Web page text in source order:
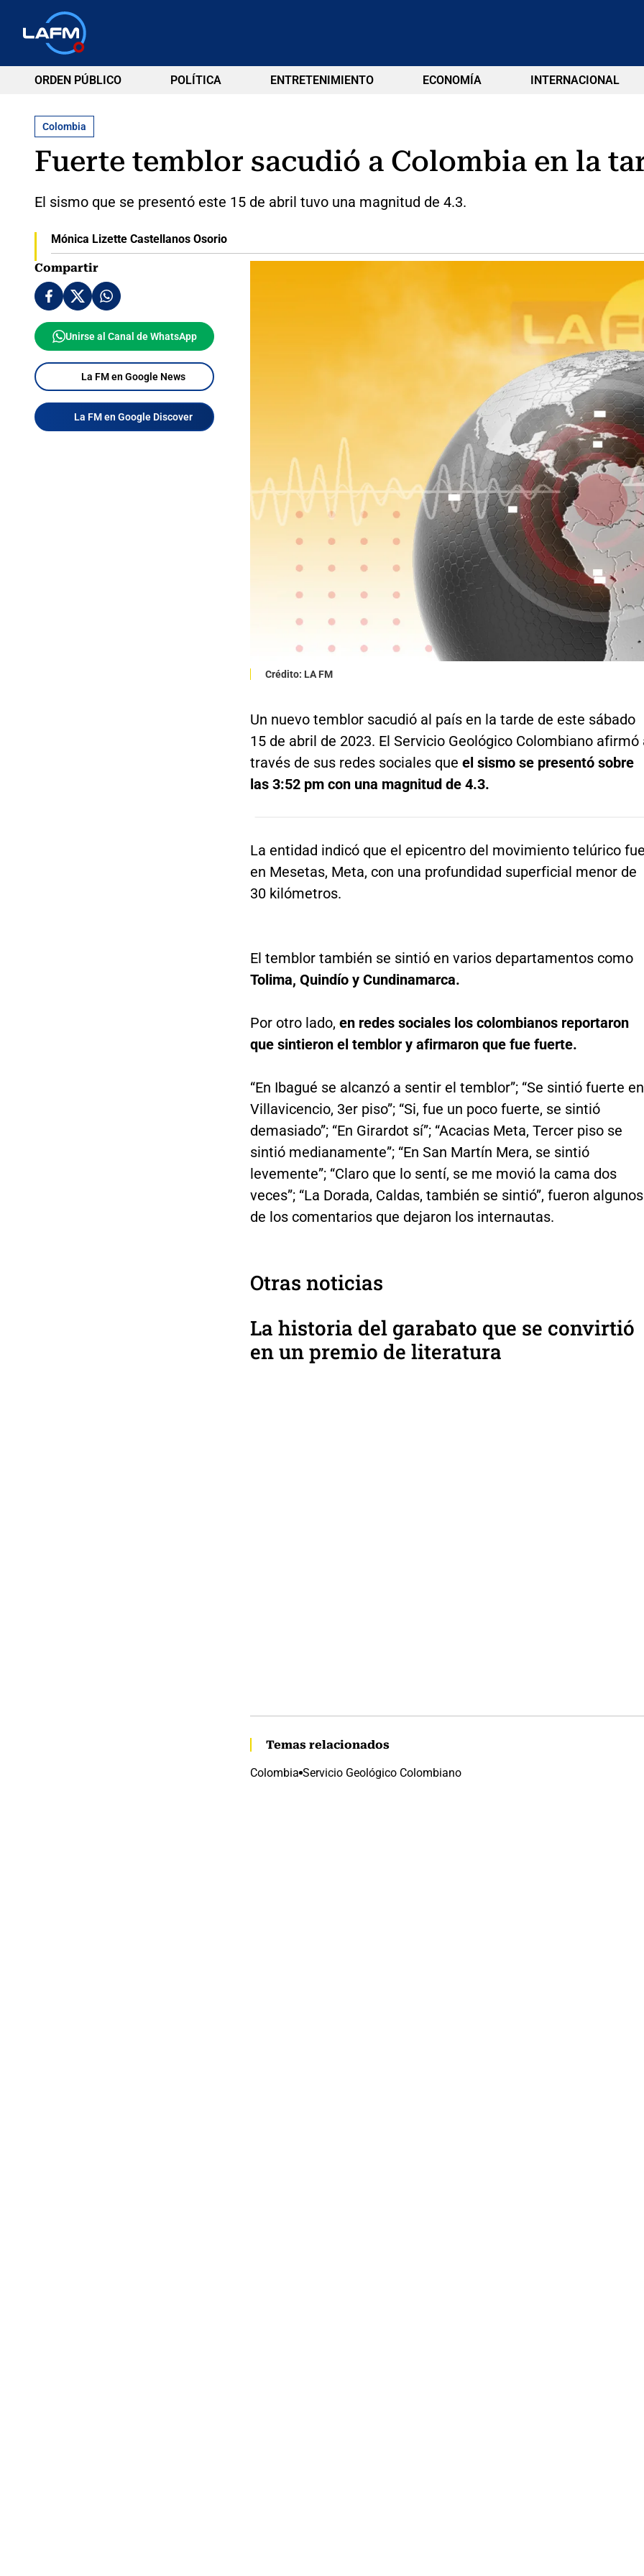
ORDEN PÚBLICO POLÍTICA ENTRETENIMIENTO ECONOMÍA INTERNACIONAL
Colombia
Fuerte temblor sacudió a Colombia en la
El sismo que se presentó este 15 de abril tuvo una magnitud de 4.3.
Mónica Lizette Castellanos Osorio
Compartir
Unirse al Canal de WhatsApp
La FM en Google News
La FM en Google Discover
Crédito: LA FM
Un nuevo temblor sacudió al país en la tarde de este sábado
15 de abril de 2023. El Servicio Geológico Colombiano afirmó
través de sus redes sociales que el sismo se presentó sobre
las 3:52 pm con una magnitud de 4.3.
La entidad indicó que el epicentro del movimiento telúrico
en Mesetas, Meta, con una profundidad superficial menor de
30 kilómetros.
El temblor también se sintió en varios departamentos como
Tolima, Quindío y Cundinamarca.
Por otro lado, en redes sociales los colombianos reportaron
que sintieron el temblor y afirmaron que fue fuerte.
“En Ibagué se alcanzó a sentir el temblor”; “Se sintió fuerte en
Villavicencio, 3er piso”; “Si, fue un poco fuerte, se sintió
demasiado”; “En Girardot sí”; “Acacias Meta, Tercer piso se
sintió medianamente”; “En San Martín Mera, se sintió
levemente”; “Claro que lo sentí, se me movió la cama dos
veces”; “La Dorada, Caldas, también se sintió”, fueron algunos
de los comentarios que dejaron los internautas.
Otras noticias
La historia del garabato que se convirtió
en un premio de literatura
Temas relacionados
Colombia Servicio Geológico Colombiano